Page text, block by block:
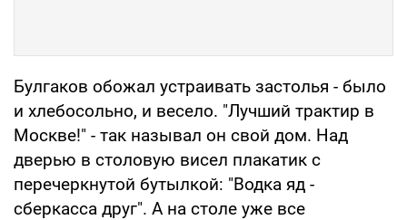
Булгаков обожал устраивать застолья - было
и хлебосольно, и весело. "Лучший трактир в
Москве!" - так называл он свой дом. Над
дверью в столовую висел плакатик с
перечеркнутой бутылкой: "Водка яд -
сберкасса друг". А на столе уже все